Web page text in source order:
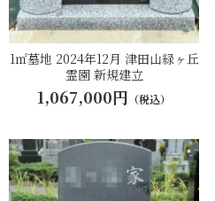
1㎡墓地 2024年12月 津田山緑ヶ丘
霊園 新規建立
1,067,000円 （税込）